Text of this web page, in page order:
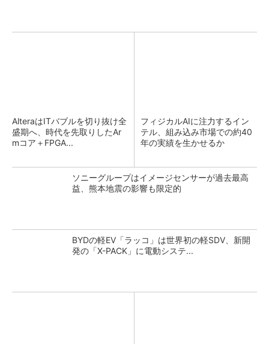
AlteraはITバブルを切り抜け全
盛期へ、時代を先取りしたAr
mコア＋FPGA...
フィジカルAIに注力するイン
テル、組み込み市場での約40
年の実績を生かせるか
ソニーグループはイメージセンサーが過去最高
益、熊本地震の影響も限定的
BYDの軽EV「ラッコ」は世界初の軽SDV、新開
発の「X-PACK」に電動システ...